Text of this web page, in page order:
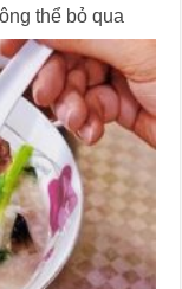
thể bỏ qua